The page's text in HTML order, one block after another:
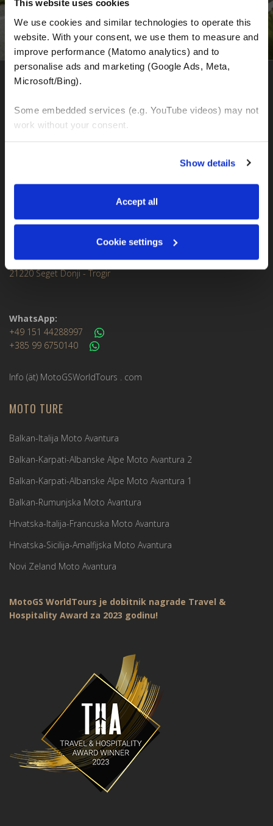
This website uses cookies
We use cookies and similar technologies to operate this
website. With your consent, we use them to measure and
improve performance (Matomo analytics) and to
personalise ads and marketing (Google Ads, Meta,
Microsoft/Bing).
Some embedded services (e.g. YouTube videos) may not
work without your consent.
manage your preferences. You can change your choice
at any time via “Cookie settings” in the footer. For more
Privacy & Cookie Policy
Show details
Accept all
Cookie settings
Sjedište za organizaciju motociklističkih tura i
IBAN: DE77120300001086011523
MOTOGS RENTAL
Meet & Greet Service Center
Kralja Tomislava 13
21220 Seget Donji - Trogir
WhatsApp:
+49 151 44288997
+385 99 6750140
Info (ät) MotoGSWorldTours . com
MOTO TURE
Balkan-Italija Moto Avantura
Balkan-Karpati-Albanske Alpe Moto Avantura 2
Balkan-Karpati-Albanske Alpe Moto Avantura 1
Balkan-Rumunjska Moto Avantura
Hrvatska-Italija-Francuska Moto Avantura
Hrvatska-Sicilija-Amalfijska Moto Avantura
Novi Zeland Moto Avantura
MotoGS WorldTours je dobitnik nagrade Travel &
Hospitality Award za 2023 godinu!